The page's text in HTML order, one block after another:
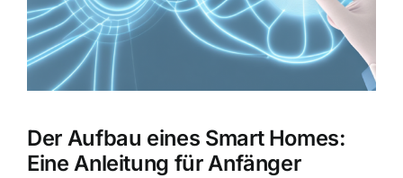
Der Aufbau eines Smart Homes:
Eine Anleitung für Anfänger